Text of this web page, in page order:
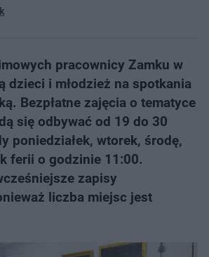
pracownicy Zamku w
dzieci i młodzież na spotkania
Bezpłatne zajęcia o tematyce
się odbywać od 19 do 30
poniedziałek, wtorek, środę,
ferii o godzinie 11:00.
zapisy
liczba miejsc jest